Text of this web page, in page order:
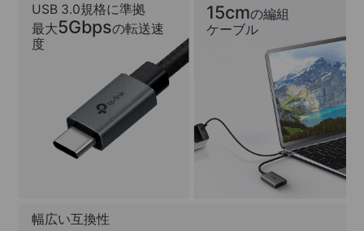
USB 3.0規格に準拠
最大5Gbpsの転送速
度
15cmの編組
ケーブル
幅広い互換性